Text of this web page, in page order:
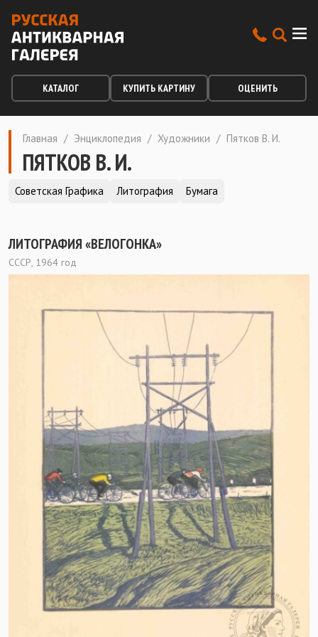
КАТАЛОГ КУПИТЬ КАРТИНУ ОЦЕНИТЬ
Главная / Энциклопедия / Художники / Пятков В. И.
ПЯТКОВ В. И.
Советская Графика Литография Бумага
ЛИТОГРАФИЯ «ВЕЛОГОНКА»
СССР, 1964 год